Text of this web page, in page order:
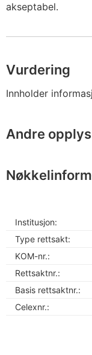
akseptabel.
Vurdering
Innholder
Andre
Institusjon:
Type rettsakt:
KOM-nr.:
Rettsaktnr.:
Basis rettsaktnr.:
Celexnr.: